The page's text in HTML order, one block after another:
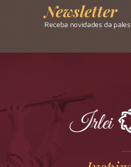
Newsletter
Receba novidades da